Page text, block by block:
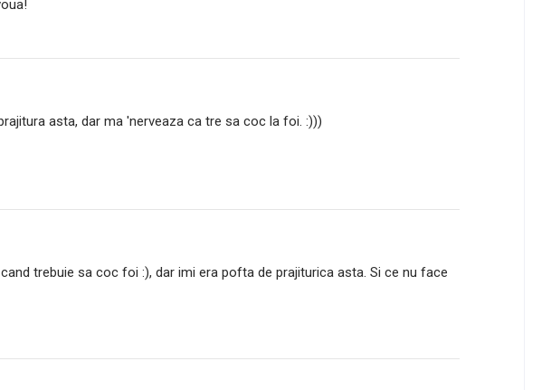
asta, dar ma 'nerveaza ca tre sa coc la foi. :)))
trebuie sa coc foi :), dar imi era pofta de prajiturica asta. Si ce nu face